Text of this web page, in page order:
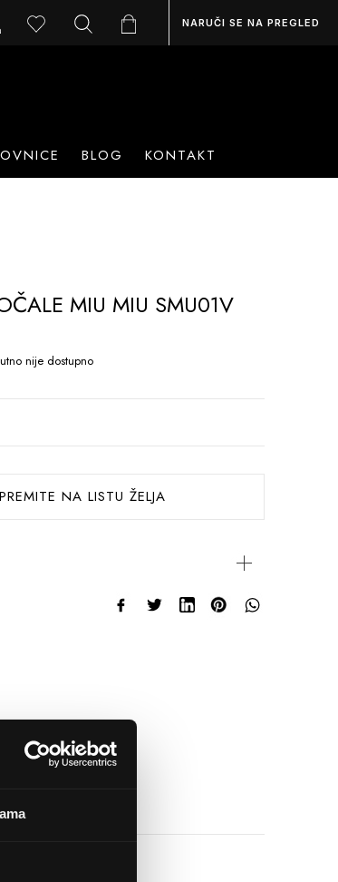
NARUČI SE NA PREGLED
BLOG KONTAKT
MIU MIU SMU01V
nije dostupno
NA LISTU ŽELJA